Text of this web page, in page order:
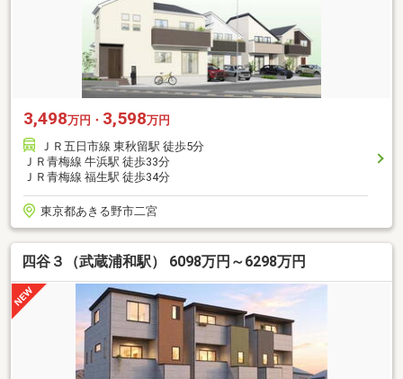
3,498万円・ 3,598万円
ＪＲ五日市線 東秋留駅 徒歩5分
ＪＲ青梅線 牛浜駅 徒歩33分
ＪＲ青梅線 福生駅 徒歩34分
東京都あきる野市二宮
四谷３（武蔵浦和駅） 6098万円～6298万円